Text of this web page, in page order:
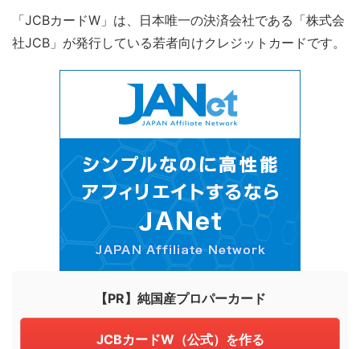
「JCBカードW」は、日本唯一の決済会社である「株式会
社JCB」が発行している若者向けクレジットカードです。
【PR】純国産プロパーカード
JCBカードW（公式）を作る